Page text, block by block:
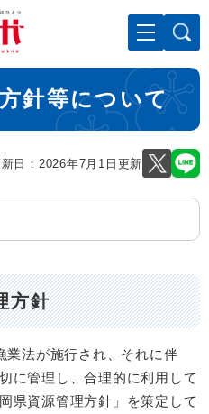
ばして本文へ
針等について
日：2026年7月1日更新
方針
業法が施行され、それに伴
に管理し、合理的に利用して
県資源管理方針」を策定して